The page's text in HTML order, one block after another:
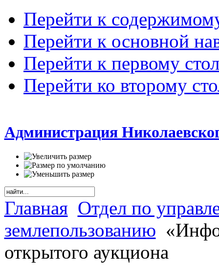
Перейти к
Перейти к основной
Перейти к первому
Перейти ко второму
Администрация
Главная Отдел по
землепользованию
открытого аукциона